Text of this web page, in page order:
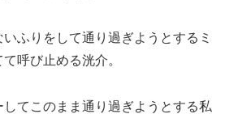
ふりをして通り過ぎようとするミ
呼び止める洸介。
てこのまま通り過ぎようとする私